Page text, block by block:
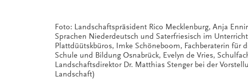
Foto: Landschaftspräsident Rico Mecklenburg, Anja
Sprachen Niederdeutsch und Saterfriesisch im
Plattdüütskbüros, Imke Schöneboom, Fachberaterin für
Schule und Bildung Osnabrück, Evelyn de Vries,
Landschaftsdirektor Dr. Matthias Stenger bei der
Landschaft)